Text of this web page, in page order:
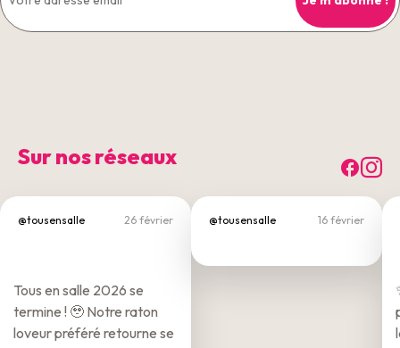
Sur nos réseaux
@tousensalle 26 février
Tous en salle 2026 se
termine ! 🥹 Notre raton
loveur préféré retourne se
@tousensalle 16 février